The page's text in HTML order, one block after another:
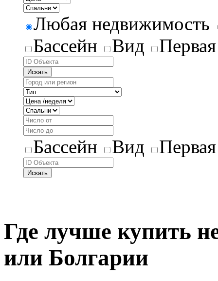
Любая недвижимость
Бассейн
Вид
Искать
Бассейн Вид
Искать
Где лучше купить
или Болгарии